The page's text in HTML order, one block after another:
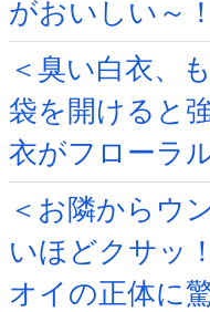
がおいしい～
＜臭い白衣、
袋を開けると
衣がフローラ
＜お隣からウ
いほどクサッ
オイの正体に